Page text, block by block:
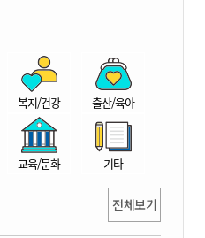
복지/건강 출산/육아
교육/문화 기타
전체보기